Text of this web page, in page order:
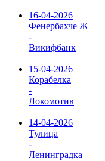
16-04-2026
Фенербахче Ж
-
Викифбанк
15-04-2026
Корабелка
-
Локомотив
14-04-2026
Тулица
-
Ленинградка